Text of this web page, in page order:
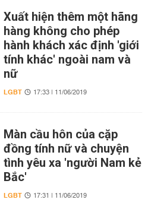
Xuất hiện thêm một hãng
hàng không cho phép
hành khách xác định 'giới
tính khác' ngoài nam và
nữ
LGBT 17:33 | 11/06/2019
Màn cầu hôn của cặp
đồng tính nữ và chuyện
tình yêu xa 'người Nam kẻ
Bắc'
LGBT 17:31 | 11/06/2019